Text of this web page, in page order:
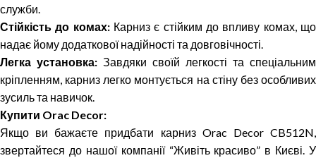
служби.
Стійкість до комах:Карниз є стійким до впливу комах, що
надає йому додаткової надійності та довговічності.
Легка установка: Завдяки своїй легкості та спеціальним
кріпленням, карниз легко монтується на стіну без особливих
зусиль та навичок.
Купити Orac Decor:
Якщо ви бажаєте придбати карниз Orac Decor CB512N,
звертайтеся до нашої компанії “Живіть красиво” в Києві. У